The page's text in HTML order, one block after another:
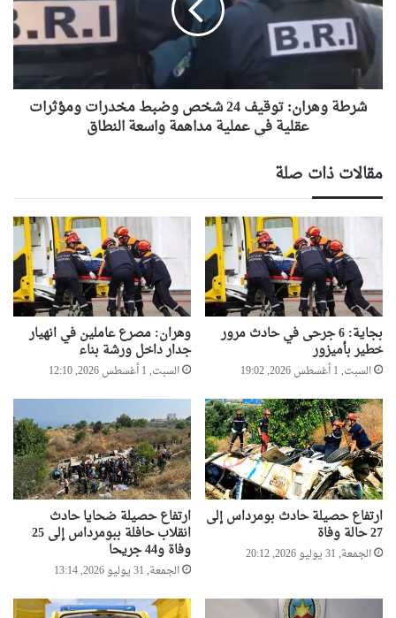
شخص
وضبط
مخدرات
ومؤثرات
عقلية
واسعة
النطاق
شرطة وهران: توقيف 24 شخص وضبط مخدرات ومؤثرات
عقلية في عملية مداهمة واسعة النطاق
مقالات ذات صلة
بجاية: 6 جرحى في حادث مرور
خطير بأميزور
السبت, 1 أغسطس 2026, 19:02
وهران: مصرع عاملين في انهيار
جدار داخل ورشة بناء
السبت, 1 أغسطس 2026, 12:10
ارتفاع حصيلة حادث بومرداس إلى
27 حالة وفاة
الجمعة, 31 يوليو 2026, 20:12
ارتفاع حصيلة ضحايا حادث
انقلاب حافلة ببومرداس إلى 25
وفاة و44 جريحا
الجمعة, 31 يوليو 2026, 13:14